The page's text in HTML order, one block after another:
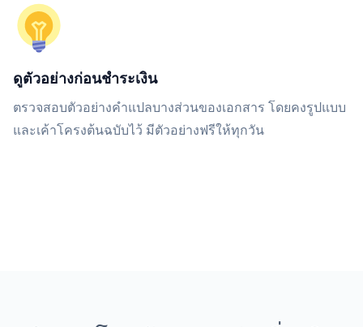
ดูตัวอย่างก่อนชำระเงิน
ตรวจสอบตัวอย่างคำแปลบางส่วนของเอกสาร โดยคงรูปแบบ
และเค้าโครงต้นฉบับไว้ มีตัวอย่างฟรีให้ทุกวัน